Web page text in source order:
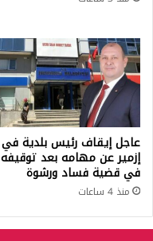
عاجل إيقاف رئيس بلدية في
إزمير عن مهامه بعد توقيفه
في قضية فساد ورشوة
منذ 4 ساعات